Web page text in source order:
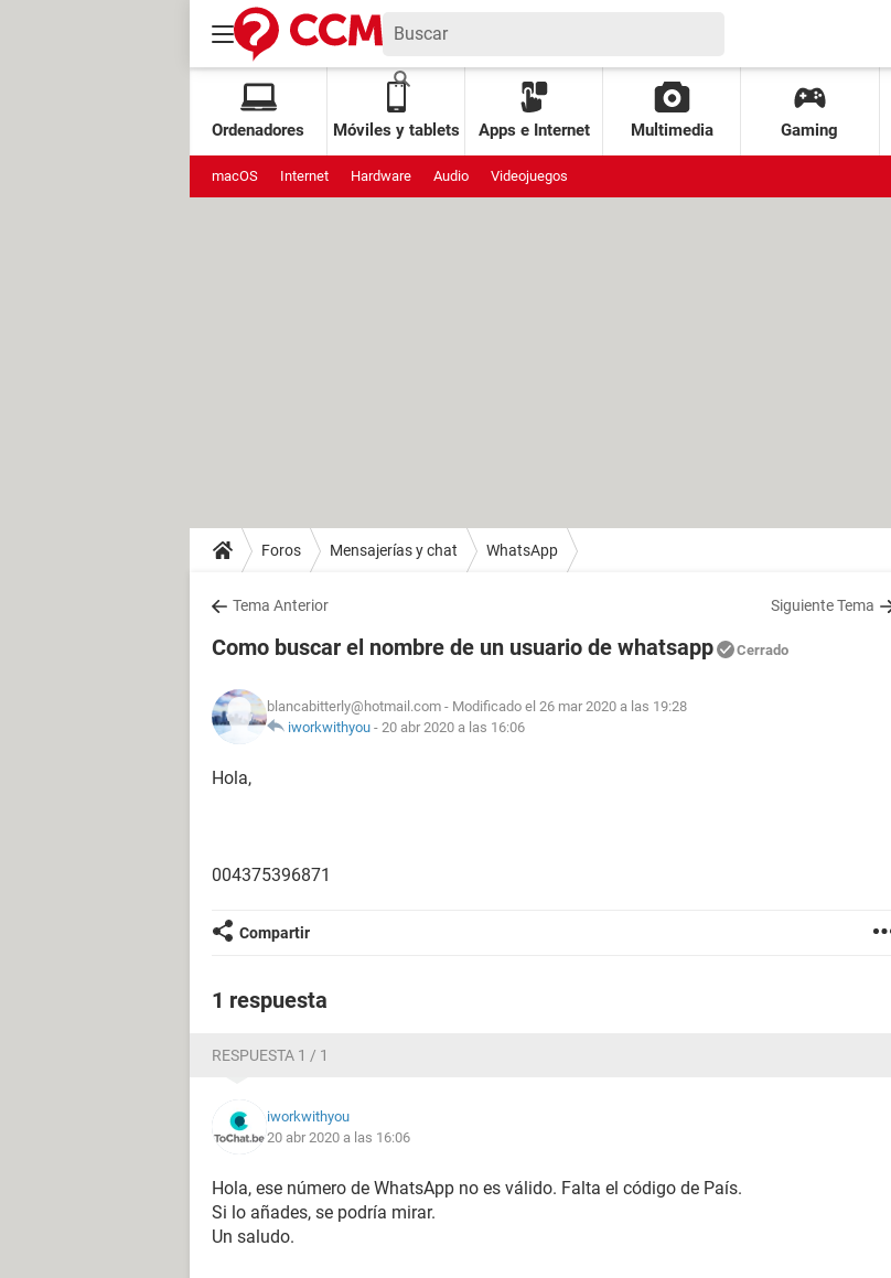
Ordenadores Móviles y tablets Apps e Internet Multimedia Gaming
macOS Internet Hardware Audio Videojuegos
Foros Mensajerías y chat WhatsApp
Tema Anterior Siguiente Tema
Como buscar el nombre de un usuario de whatsapp Cerrado
blancabitterly@hotmail.com - Modificado el 26 mar 2020 a las 19:28
iworkwithyou - 20 abr 2020 a las 16:06
Hola,
004375396871
Compartir
1 respuesta
RESPUESTA 1 / 1
iworkwithyou
20 abr 2020 a las 16:06
Hola, ese número de WhatsApp no es válido. Falta el código de País.
Si lo añades, se podría mirar.
Un saludo.